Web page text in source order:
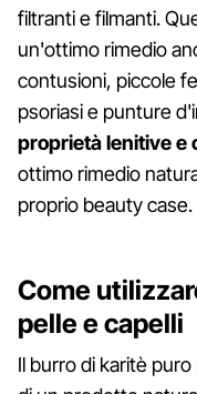
filtranti e filmanti.
un'ottimo rimedio
contusioni, piccole
psoriasi e punture
proprietà lenitive e
ottimo rimedio
proprio beauty case.
Come
pelle e capelli
Il burro di karitè